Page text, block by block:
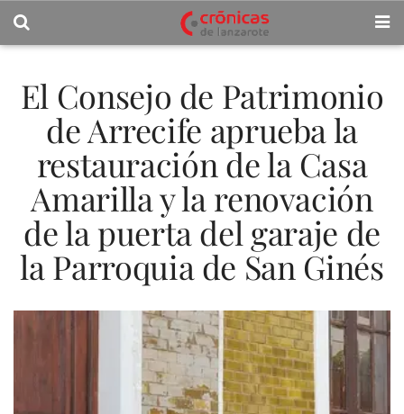
El Consejo de Patrimonio
de Arrecife aprueba la
restauración de la Casa
Amarilla y la renovación
de la puerta del garaje de
la Parroquia de San Ginés